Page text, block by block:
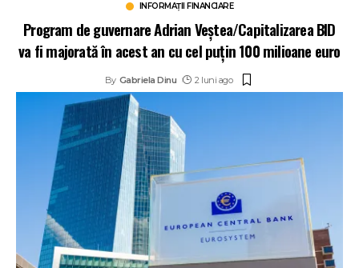
INFORMAȚII FINANCIARE
Program de guvernare Adrian Veștea/Capitalizarea BID
va fi majorată în acest an cu cel puțin 100 milioane euro
By Gabriela Dinu 2 luni ago